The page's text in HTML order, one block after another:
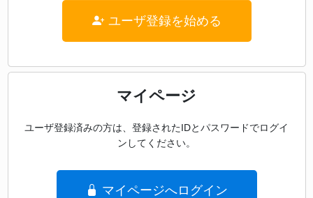
ユーザ登録を始める
マイページ
ユーザ登録済みの方は、登録されたIDとパスワードでログイ
ンしてください。
マイページへログイン